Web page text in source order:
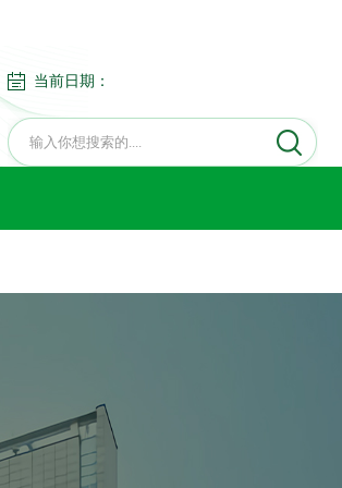
当前日期：